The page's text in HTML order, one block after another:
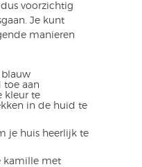
voorzichtig
Je kunt
manieren
blauw
toe aan
kleur te
in de huid te
je huis heerlijk te
kamille met